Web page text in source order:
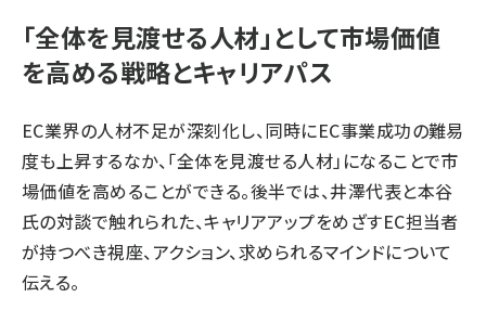
「全体を見渡せる人材」として市場価値
を高める戦略とキャリアパス
EC業界の人材不足が深刻化し、同時にEC事業成功の難易
度も上昇するなか、「全体を見渡せる人材」になることで市
場価値を高めることができる。後半では、井澤代表と本谷
氏の対談で触れられた、キャリアアップをめざすEC担当者
が持つべき視座、アクション、求められるマインドについて
伝える。